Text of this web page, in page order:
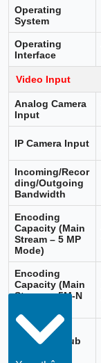
Operating
System
Operating
Interface
Video Input
Analog Camera
Input
IP Camera Input
Incoming/Recor
ding/Outgoing
Bandwidth
Encoding
Capacity (Main
Stream – 5 MP
Mode)
Encoding
Capacity (Main
Stream – 5M-N
Encoding
Capacity (Sub